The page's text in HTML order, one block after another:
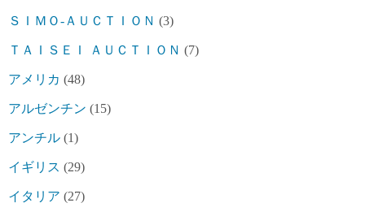
ＳＩＭＯ-ＡＵＣＴＩＯＮ (3)
ＴＡＩＳＥＩ ＡＵＣＴＩＯＮ (7)
アメリカ (48)
アルゼンチン (15)
アンチル (1)
イギリス (29)
イタリア (27)